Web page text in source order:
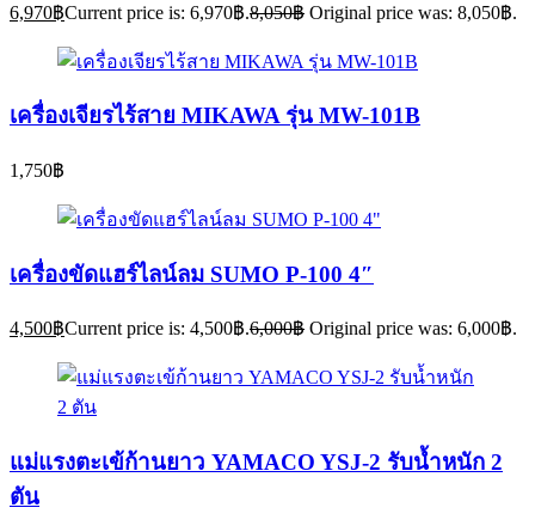
6,970฿Current price is: 6,970฿.8,050฿ Original price was: 8,050฿.
เครื่องเจียรไร้สาย MIKAWA รุ่น MW-101B
1,750฿
เครื่องขัดแฮร์ไลน์ลม SUMO P-100 4″
4,500฿Current price is: 4,500฿.6,000฿ Original price was: 6,000฿.
แม่แรงตะเข้ก้านยาว YAMACO YSJ-2 รับน้ำหนัก 2
ตัน